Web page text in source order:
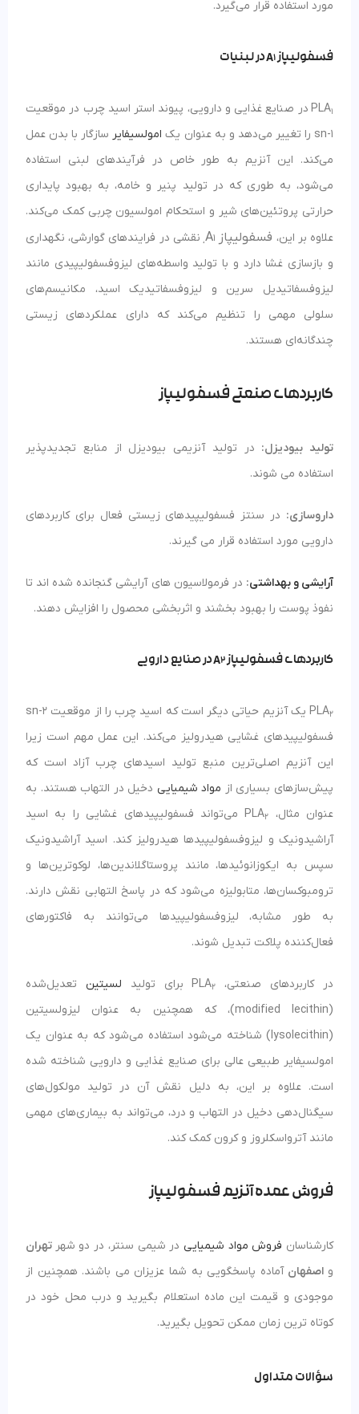
مورد استفاده قرار می‌گیرد.
فسفولیپازA1 در لبنیات
PLA1
در صنایع غذایی و دارویی، پیوند استر اسید چرب در موقعیت
sn-1 را تغییر می‌دهد و به عنوان یک
امولسیفایر سازگار با بدن عمل
می‌کند. این آنزیم به طور خاص در فرآیندهای لبنی استفاده
می‌شود، به طوری که در تولید پنیر و خامه، به بهبود پایداری
حرارتی پروتئین‌های شیر و استحکام امولسیون چربی کمک می‌کند.
علاوه بر این، فسفولیپاز A 1،
نقشی در فرایندهای گوارشی، نگهداری
و بازسازی غشا دارد و با تولید واسطه‌های لیزوفسفولیپیدی مانند
لیزوفسفاتیدیل‌ سرین و لیزوفسفاتیدیک اسید، مکانیسم‌های
سلولی مهمی را تنظیم می‌کند که دارای عملکردهای زیستی
چندگانه‌ای هستند.
کاربردهای صنعتی فسفولیپاز
تولید بیودیزل: در تولید آنزیمی بیودیزل از منابع تجدیدپذیر
استفاده می شوند.
داروسازی: در سنتز فسفولیپیدهای زیستی فعال برای کاربردهای
دارویی مورد استفاده قرار می گیرند.
آرایشی و بهداشتی: در فرمولاسیون های آرایشی گنجانده شده اند تا
نفوذ پوست را بهبود بخشند و اثربخشی محصول را افزایش دهند.
کاربردهای فسفولیپاز A2 در صنایع دارویی
PLA2
یک آنزیم حیاتی دیگر است که اسید چرب را از موقعیت sn-2
فسفولیپیدهای غشایی هیدرولیز می‌کند. این عمل مهم است زیرا
این آنزیم اصلی‌ترین منبع تولید اسیدهای چرب آزاد است که
پیش‌سازهای بسیاری از مواد شیمیایی دخیل در التهاب هستند. به
عنوان مثال، PLA
2
می‌تواند فسفولیپیدهای غشایی را به اسید
آراشیدونیک و لیزوفسفولیپیدها هیدرولیز کند. اسید آراشیدونیک
سپس به ایکوزانوئیدها، مانند پروستاگلاندین‌ها، لوکوترین‌ها و
ترومبوکسان‌ها، متابولیزه می‌شود که در پاسخ التهابی نقش دارند.
به طور مشابه، لیزوفسفولیپیدها می‌توانند به فاکتورهای
فعال‌کننده پلاکت تبدیل شوند.
در کاربردهای صنعتی، PLA 2 برای تولید لسیتین تعدیل‌شده
(modified lecithin)، که همچنین به عنوان لیزولسیتین
(lysolecithin) شناخته می‌شود استفاده می‌شود که به عنوان یک
امولسیفایر طبیعی عالی برای صنایع غذایی و دارویی شناخته شده
است. علاوه بر این، به دلیل نقش آن در تولید مولکول‌های
سیگنال‌دهی دخیل در التهاب و درد، می‌تواند به بیماری‌های مهمی
مانند آترواسکلروز و کرون کمک کند.
فروش عمده آنزیم فسفولیپاز
کارشناسان فروش مواد شیمیایی در شیمی سنتر، در دو شهر تهران
و اصفهان آماده پاسخگویی به شما عزیزان می باشند. همچنین از
موجودی و قیمت این ماده استعلام بگیرید و درب محل خود در
کوتاه ترین زمان ممکن تحویل بگیرید.
سؤالات متداول